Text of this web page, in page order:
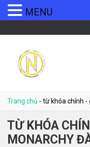
Trang chủ - từ khóa chính -
TỪ KHÓA
MONARCHY
MENU